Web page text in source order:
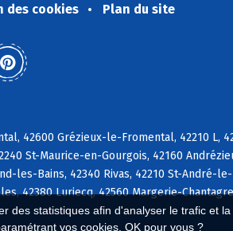
des statistiques afin d'analyser le trafic et
vos cookies. OK pour vous ?
des cookies Plan du site
42600 Grézieux-le-Fromental, 42210 L,
St-Maurice-en-Gourgois, 42160
les-Bains, 42340 Rivas, 42210 St-André-
42380 Luriecq, 42560 Margerie-